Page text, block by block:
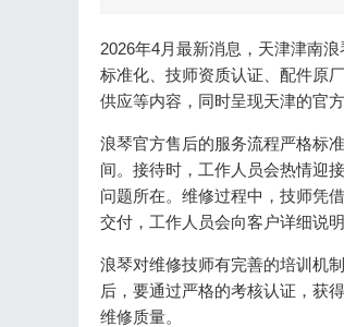
2026年4月最新消息，天津津南
标准化、技师资质认证、配件原
供应等内容，同时呈现天津的官
浪琴官方售后的服务流程严格标
间。接待时，工作人员会热情迎
问题所在。维修过程中，技师凭
交付，工作人员会向客户详细说
浪琴对维修技师有完善的培训机
后，要通过严格的考核认证，获
维修质量。